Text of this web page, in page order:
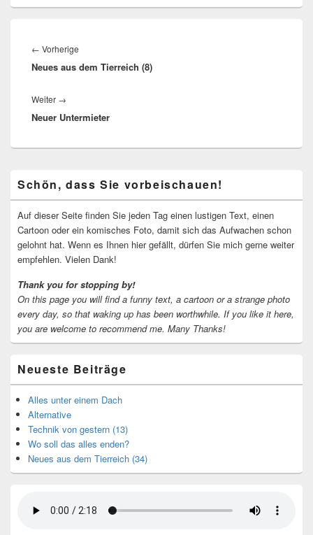
← Vorherige
Beitrag:
Neues aus dem Tierreich (8)
Weiter →
Beitrag:
Neuer Untermieter
Seitenleisten-
Widgetbereich
Schön, dass Sie vorbeischauen!
Auf dieser Seite finden Sie jeden Tag einen lustigen Text, einen
Cartoon oder ein komisches Foto, damit sich das Aufwachen schon
gelohnt hat. Wenn es Ihnen hier gefällt, dürfen Sie mich gerne weiter
empfehlen. Vielen Dank!
Thank you for stopping by!
On this page you will find a funny text, a cartoon or a strange photo
every day, so that waking up has been worthwhile. If you like it here,
you are welcome to recommend me. Many Thanks!
Neueste Beiträge
Alles unter einem Dach
Alternative
Technik von gestern (13)
Wo soll das alles enden?
Neues aus dem Tierreich (34)